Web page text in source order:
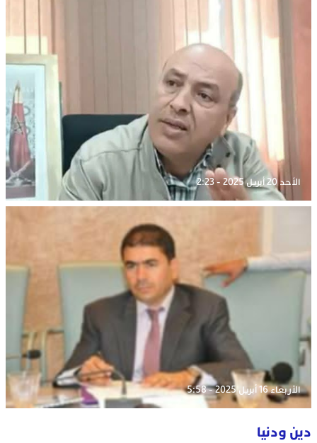
الأحد 20 أبريل 2025 - 2:23
الأربعاء 16 أبريل 2025 - 5:58
دين ودنيا